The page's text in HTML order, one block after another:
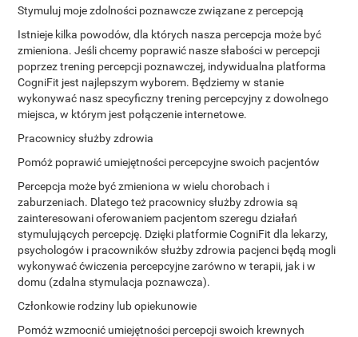
Stymuluj moje zdolności poznawcze związane z percepcją
Istnieje kilka powodów, dla których nasza percepcja może być
zmieniona. Jeśli chcemy poprawić nasze słabości w percepcji
poprzez trening percepcji poznawczej, indywidualna platforma
CogniFit jest najlepszym wyborem. Będziemy w stanie
wykonywać nasz specyficzny trening percepcyjny z dowolnego
miejsca, w którym jest połączenie internetowe.
Pracownicy służby zdrowia
Pomóż poprawić umiejętności percepcyjne swoich pacjentów
Percepcja może być zmieniona w wielu chorobach i
zaburzeniach. Dlatego też pracownicy służby zdrowia są
zainteresowani oferowaniem pacjentom szeregu działań
stymulujących percepcję. Dzięki platformie CogniFit dla lekarzy,
psychologów i pracowników służby zdrowia pacjenci będą mogli
wykonywać ćwiczenia percepcyjne zarówno w terapii, jak i w
domu (zdalna stymulacja poznawcza).
Członkowie rodziny lub opiekunowie
Pomóż wzmocnić umiejętności percepcji swoich krewnych